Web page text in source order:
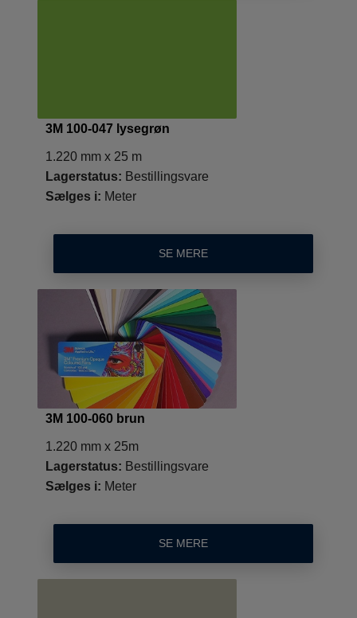
3M 100-047 lysegrøn
1.220 mm x 25 m
Lagerstatus: Bestillingsvare
Sælges i: Meter
SE MERE
3M 100-060 brun
1.220 mm x 25m
Lagerstatus: Bestillingsvare
Sælges i: Meter
SE MERE